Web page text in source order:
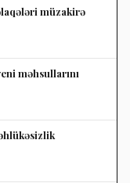
müzakirə
məhsullarını